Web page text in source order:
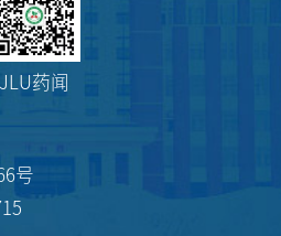
JLU药闻
号